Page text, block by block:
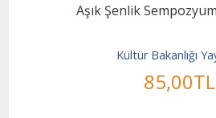
Aşık Şenlik
Kültür Bakanlığı
85,00TL